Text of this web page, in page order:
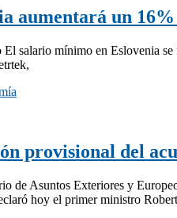
aumentará un 16%
salario mínimo en Eslovenia
provisional del
de Asuntos Exteriores y
hoy el primer ministro